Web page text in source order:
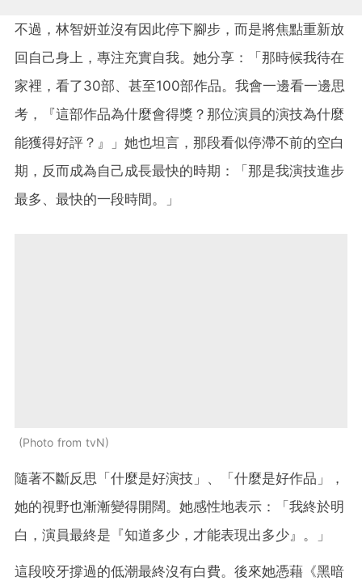
不過，林智妍並沒有因此停下腳步，而是將焦點重新放
回自己身上，專注充實自我。她分享：「那時候我待在
家裡，看了30部、甚至100部作品。我會一邊看一邊思
考，『這部作品為什麼會得獎？那位演員的演技為什麼
能獲得好評？』」她也坦言，那段看似停滯不前的空白
期，反而成為自己成長最快的時期：「那是我演技進步
最多、最快的一段時間。」
Photo from tvN
隨著不斷反思「什麼是好演技」、「什麼是好作品」，
她的視野也漸漸變得開闊。她感性地表示：「我終於明
白，演員最終是『知道多少，才能表現出多少』。」
這段咬牙撐過的低潮最終沒有白費。後來她憑藉《黑暗